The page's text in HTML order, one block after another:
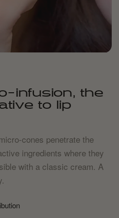
infusion, the
to lip
cones penetrate the
ingredients where they
with a classic cream. A